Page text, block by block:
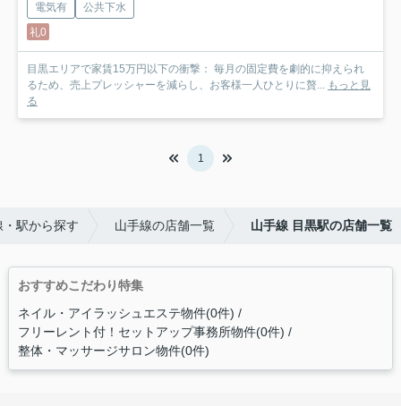
電気有
公共下水
礼0
目黒エリアで家賃15万円以下の衝撃： 毎月の固定費を劇的に抑えられ
るため、売上プレッシャーを減らし、お客様一人ひとりに贅... もっと見
る
1
・駅から探す 山手線の店舗一覧 山手線 目黒駅の店舗一覧
おすすめこだわり特集
ネイル・アイラッシュエステ物件(0件)
フリーレント付！セットアップ事務所物件(0件)
整体・マッサージサロン物件(0件)